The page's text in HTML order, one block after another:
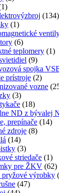
(134)
(1)
(6)
teplomery (1)
(9)
spojka
prístroje (2)
vozne
(3)
(18)
ND z bývalej
prepínače (14)
zdroje (8)
(14)
(3)
striedače (1)
pre ŽKV (62)
pryžové výrobky
(47)